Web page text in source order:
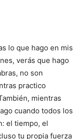
lo que hago en mis
verás que hago
no son
practico
mientras
cuando todos los
el tiempo, el
tu propia fuerza